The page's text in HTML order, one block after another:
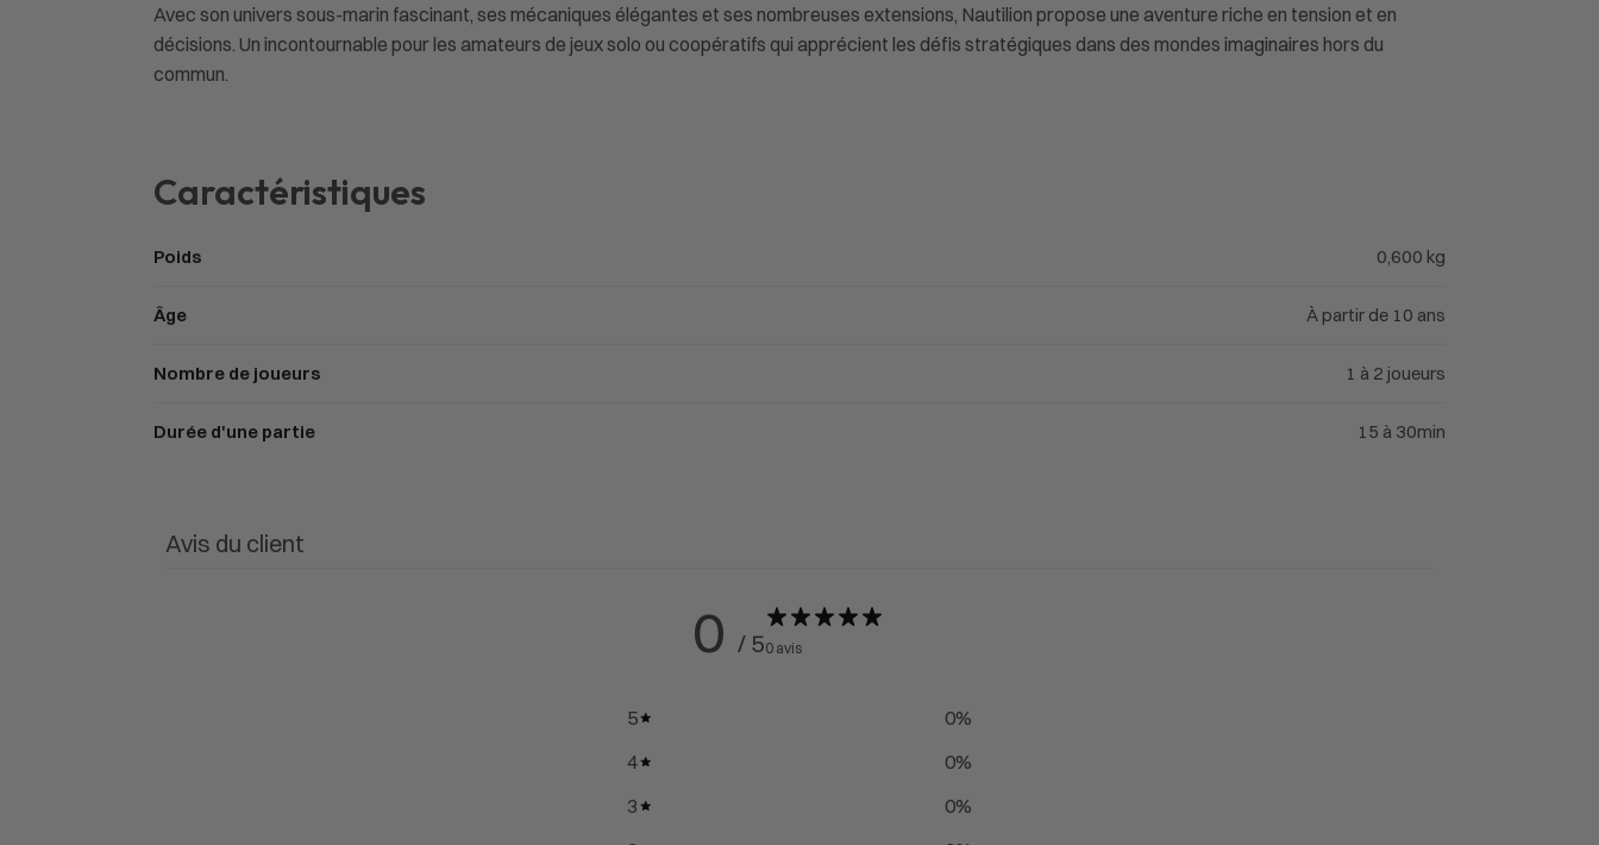
Avec son univers sous-marin fascinant, ses mécaniques élégantes et ses nombreuses extensions, Nautilion propose une aventure riche en tension et en
décisions. Un incontournable pour les amateurs de jeux solo ou coopératifs qui apprécient les défis stratégiques dans des mondes imaginaires hors du
commun.
Caractéristiques
Poids 0,600 kg
Âge À partir de 10 ans
Nombre de joueurs 1 à 2 joueurs
Durée d'une partie 15 à 30min
Avis du client
0 / 50 avis
5 0%
4
0%
3
0%